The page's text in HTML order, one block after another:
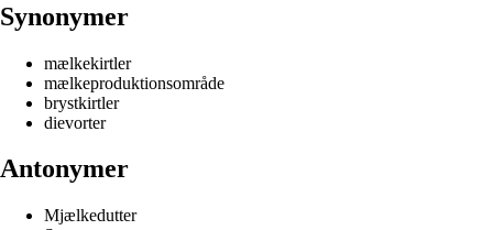
Synonymer
mælkekirtler
mælkeproduktionsområde
brystkirtler
dievorter
Antonymer
Mjælkedutter